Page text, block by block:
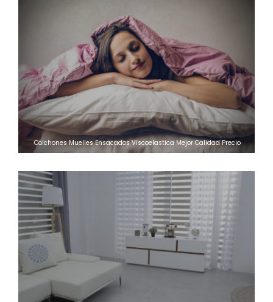
Colchones Muelles Ensacados Viscoelastica Mejor Calidad Precio